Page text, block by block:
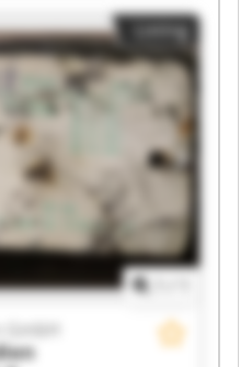
& Medien GmbH TDM
Druck & Medien
GmbH TDM Druck &
& Medien GmbH TDM
Druck & Medien
GmbH TDM Druck &
& Medien GmbH TDM
Druck & Medien
Listing